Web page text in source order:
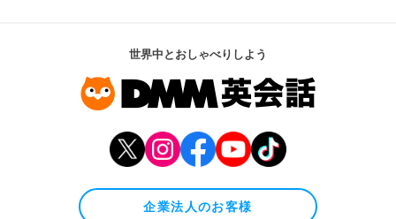
世界中とおしゃべりしよう
企業法人のお客様